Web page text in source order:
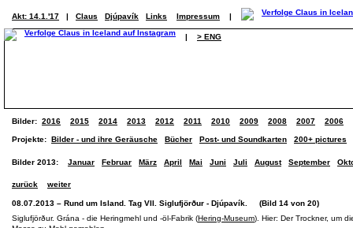
Akt: 14.1.'17 | Claus Djúpavík Links Impressum |
| > ENG
Bilder: 2016 2015 2014 2013 2012 2011 2010 2009 2008 2007 2006
Projekte: Bilder - und ihre Geräusche Bücher Post- und Soundkarten 200+ pictures
Bilder 2013: Januar Februar März April Mai Juni Juli August September
zurück weiter
08.07.2013 – Rund um Island. Tag VII. Siglufjörður - Djúpavík. (Bild 14 von 20)
Siglufjörður. Grána - die Heringmehl und -öl-Fabrik (Hering-Museum). Hier: Der Trockner, um